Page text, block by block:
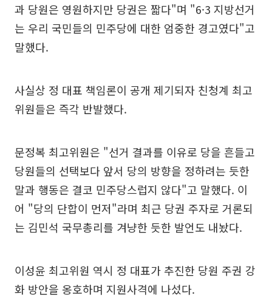
과 당원은 영원하지만 당권은 짧다"며 "6·3 지방선거
는 우리 국민들의 민주당에 대한 엄중한 경고였다"고
말했다.
사실상 정 대표 책임론이 공개 제기되자 친청계 최고
위원들은 즉각 반발했다.
문정복 최고위원은 "선거 결과를 이유로 당을 흔들고
당원들의 선택보다 앞서 당의 방향을 정하려는 듯한
말과 행동은 결코 민주당스럽지 않다"고 말했다. 이
어 "당의 단합이 먼저"라며 최근 당권 주자로 거론되
는 김민석 국무총리를 겨냥한 듯한 발언도 내놨다.
이성윤 최고위원 역시 정 대표가 추진한 당원 주권 강
화 방안을 옹호하며 지원사격에 나섰다.